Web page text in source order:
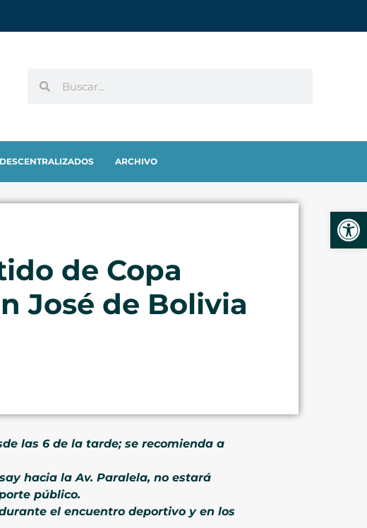
DESCENTRALIZADOS ARCHIVO
de Copa
José de Bolivia
las 6 de la tarde; se recomienda a
hacia la Av. Paralela, no estará
público.
el encuentro deportivo y en los